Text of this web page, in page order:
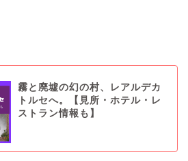
霧と廃墟の幻の村、レアルデカ
トルセへ。【見所・ホテル・レ
ストラン情報も】